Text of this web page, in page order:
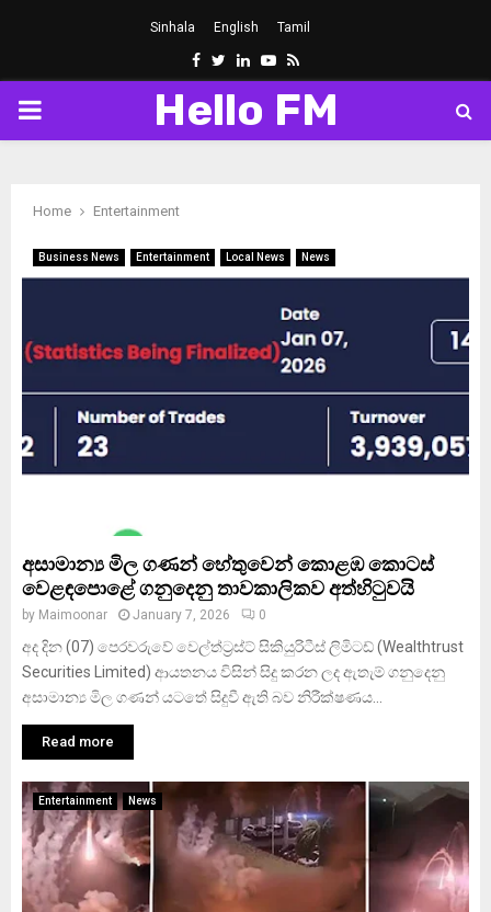
Sinhala English Tamil
Facebook
Twitter
LinkedinYoutube
Rss
PRIMARY
Hello FM
Home Entertainment
Business News Entertainment Local News News
අසාමාන්‍ය මිල ගණන් හේතුවෙන් කොළඹ කොටස්
වෙළඳපොළේ ගනුදෙනු තාවකාලිකව අත්හිටුවයි
by Maimoonar January 7, 2026 0
අද දින (07) පෙරවරුවේ වෙල්ත්ට්‍රස්ට් සිකියුරිටීස් ලිමිටඩ් (Wealthtrust
Securities Limited) ආයතනය විසින් සිදු කරන ලද ඇතැම් ගනුදෙනු
අසාමාන්‍ය මිල ගණන් යටතේ සිදුවී ඇති බව නිරීක්ෂණය...
Read more
Entertainment News